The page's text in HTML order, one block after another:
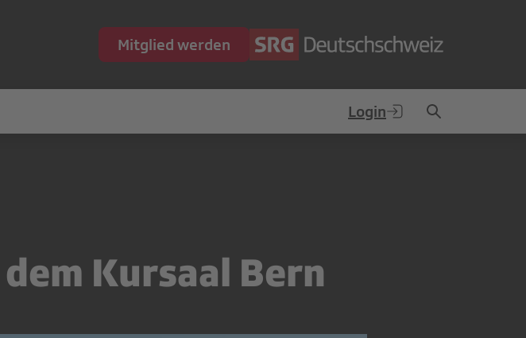
Mitglied werden
Login
Kursaal Bern